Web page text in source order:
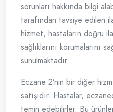
sorunları hakkında bilgi
tarafından tavsiye edilen
hizmet, hastaların doğru
sağlıklarını korumalarını
sunulmaktadır.
Eczane 2’nin bir diğer
satışıdır. Hastalar,
temin edebilirler. Bu